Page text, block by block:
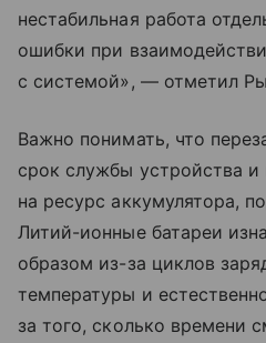
нестабильная работа
ошибки при
с системой», — отметил
Важно понимать, что
срок службы устройства и
на ресурс аккумулятора,
Литий-ионные батареи
образом из-за циклов
температуры и
за того, сколько времени